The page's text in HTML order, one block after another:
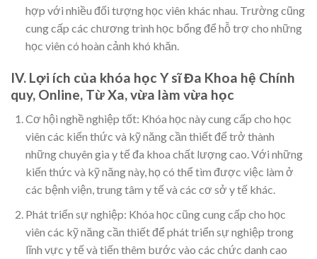
hợp với nhiều đối tượng học viên khác nhau. Trường cũng
cung cấp các chương trình học bổng để hỗ trợ cho những
học viên có hoàn cảnh khó khăn.
IV. Lợi ích của khóa học Y sĩ Đa Khoa hệ Chính
quy, Online, Từ Xa, vừa làm vừa học
Cơ hội nghề nghiệp tốt: Khóa học này cung cấp cho học
viên các kiến thức và kỹ năng cần thiết để trở thành
những chuyên gia y tế đa khoa chất lượng cao. Với những
kiến thức và kỹ năng này, họ có thể tìm được việc làm ở
các bệnh viện, trung tâm y tế và các cơ sở y tế khác.
Phát triển sự nghiệp: Khóa học cũng cung cấp cho học
viên các kỹ năng cần thiết để phát triển sự nghiệp trong
lĩnh vực y tế và tiến thêm bước vào các chức danh cao